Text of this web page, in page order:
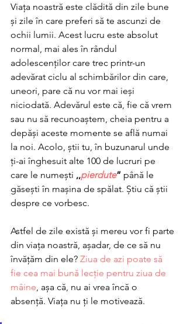
Viața noastră este clădită din zile bune
și zile în care preferi să te ascunzi de
ochii lumii. Acest lucru este absolut
normal, mai ales în rândul
adolescenților care trec printr-un
adevărat ciclu al schimbărilor din care,
uneori, pare că nu vor mai ieși
niciodată. Adevărul este că, fie că vrem
sau nu să recunoaștem, cheia pentru a
depăși aceste momente se află numai
la noi. Acolo, știi tu, în buzunarul unde
ți-ai înghesuit alte 100 de lucruri pe
care le numești ,,pierdute” până le
găsești în mașina de spălat. Știu că știi
despre ce vorbesc.
Astfel de zile există și mereu vor fi parte
din viața noastră, așadar, de ce să nu
învățăm din ele? Ziua de azi poate să
fie cea mai bună lecție pentru ziua de
mâine , așa că, nu ai vrea încă o
absență. Viața nu ți le motivează.